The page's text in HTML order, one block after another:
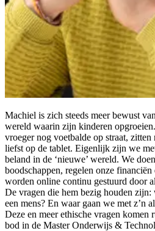
Machiel is zich steeds meer bewust
wereld waarin zijn kinderen
vroeger nog voetbalde op straat,
liefst op de tablet. Eigenlijk zijn we
beland in de ‘nieuwe’ wereld. We
boodschappen, regelen onze
worden online continu gestuurd door
De vragen die hem bezig houden zijn:
een mens? En waar gaan we met z’n
Deze en meer ethische vragen komen
bod in de Master Onderwijs &